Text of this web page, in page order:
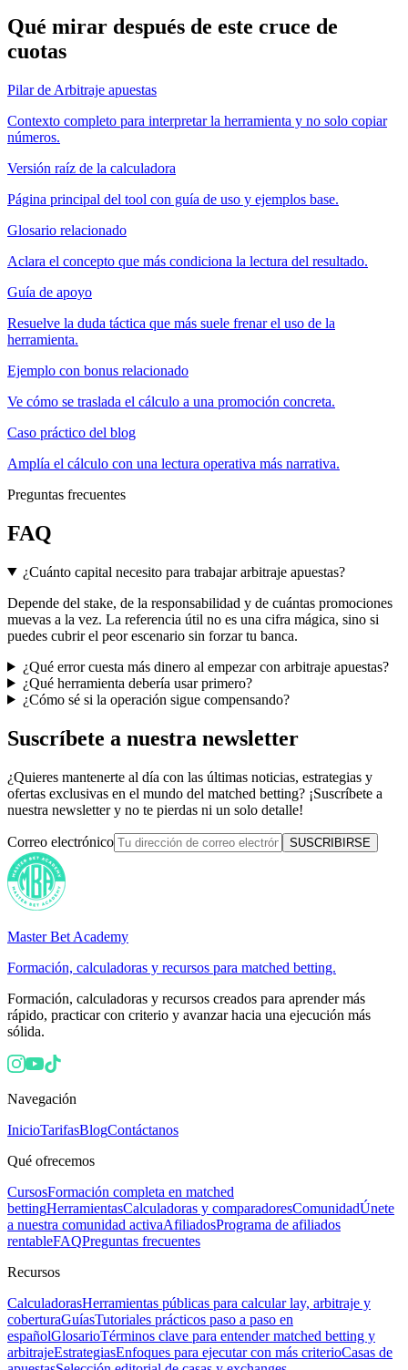
Qué mirar después de este cruce de
cuotas
Pilar de Arbitraje apuestas
Contexto completo para interpretar la herramienta y no solo copiar
números.
Versión raíz de la calculadora
Página principal del tool con guía de uso y ejemplos base.
Glosario relacionado
Aclara el concepto que más condiciona la lectura del resultado.
Guía de apoyo
Resuelve la duda táctica que más suele frenar el uso de la
herramienta.
Ejemplo con bonus relacionado
Ve cómo se traslada el cálculo a una promoción concreta.
Caso práctico del blog
Amplía el cálculo con una lectura operativa más narrativa.
Preguntas frecuentes
FAQ
¿Cuánto capital necesito para trabajar arbitraje apuestas?
Depende del stake, de la responsabilidad y de cuántas promociones
muevas a la vez. La referencia útil no es una cifra mágica, sino si
puedes cubrir el peor escenario sin forzar tu banca.
¿Qué error cuesta más dinero al empezar con arbitraje apuestas?
¿Qué herramienta debería usar primero?
¿Cómo sé si la operación sigue compensando?
Suscríbete a nuestra newsletter
¿Quieres mantenerte al día con las últimas noticias, estrategias y
ofertas exclusivas en el mundo del matched betting? ¡Suscríbete a
nuestra newsletter y no te pierdas ni un solo detalle!
Correo electrónico SUSCRIBIRSE
Master Bet Academy
Formación, calculadoras y recursos para matched betting.
Formación, calculadoras y recursos creados para aprender más
rápido, practicar con criterio y avanzar hacia una ejecución más
sólida.
Navegación
InicioTarifasBlogContáctanos
Qué ofrecemos
CursosFormación completa en matched
bettingHerramientasCalculadoras y comparadoresComunidadÚnete
a nuestra comunidad activaAfiliadosPrograma de afiliados
rentableFAQPreguntas frecuentes
Recursos
CalculadorasHerramientas públicas para calcular lay, arbitraje y
coberturaGuíasTutoriales prácticos paso a paso en
españolGlosarioTérminos clave para entender matched betting y
arbitrajeEstrategiasEnfoques para ejecutar con más criterioCasas de